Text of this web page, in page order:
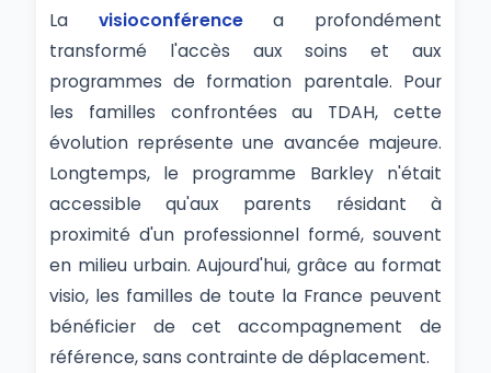
La visioconférencea profondément
transformé l'accès aux soins et aux
programmes de formation parentale. Pour
les familles confrontées au TDAH, cette
évolution représente une avancée majeure.
Longtemps, le programme Barkley n'était
accessible qu'aux parents résidant à
proximité d'un professionnel formé, souvent
en milieu urbain. Aujourd'hui, grâce au format
visio, les familles de toute la France peuvent
bénéficier de cet accompagnement de
référence, sans contrainte de déplacement.